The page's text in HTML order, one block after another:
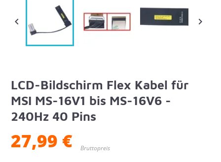
 
LCD-Bildschirm Flex Kabel für
MSI MS-16V1 bis MS-16V6 -
240Hz 40 Pins
27,99 € Bruttopreis